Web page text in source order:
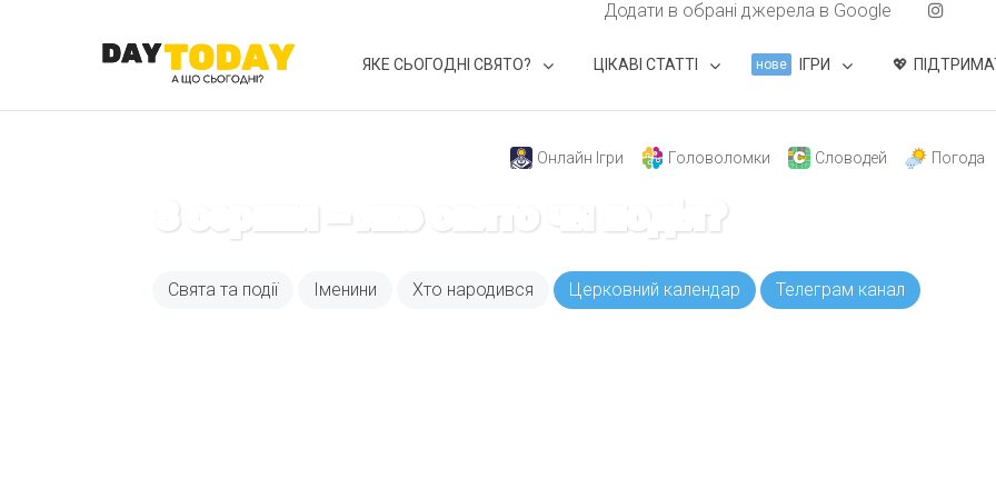
Додати в обрані джерела в Google
ЯКЕ СЬОГОДНІ СВЯТО? ЦІКАВІ СТАТТІ нове ІГРИ
Онлайн Ігри Головоломки Словодей Погода
8 серпня – яке свято чи подія?
Свята та події Іменини Хто народився Церковний календар Телеграм канал